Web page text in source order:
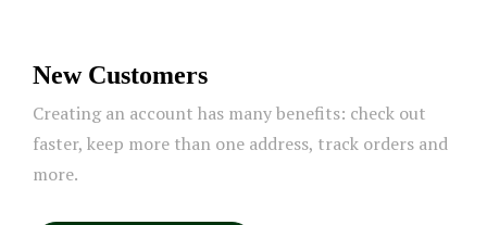
New Customers
Creating an account has many benefits: check out
faster, keep more than one address, track orders and
more.